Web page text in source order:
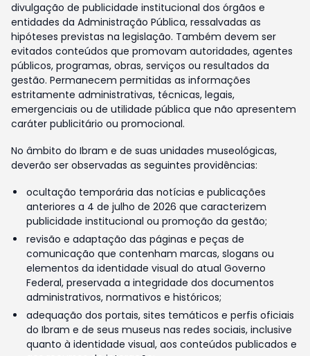
divulgação de publicidade institucional dos órgãos e
entidades da Administração Pública, ressalvadas as
hipóteses previstas na legislação. Também devem ser
evitados conteúdos que promovam autoridades, agentes
públicos, programas, obras, serviços ou resultados da
gestão. Permanecem permitidas as informações
estritamente administrativas, técnicas, legais,
emergenciais ou de utilidade pública que não apresentem
caráter publicitário ou promocional.
No âmbito do Ibram e de suas unidades museológicas,
deverão ser observadas as seguintes providências:
ocultação temporária das notícias e publicações
anteriores a 4 de julho de 2026 que caracterizem
publicidade institucional ou promoção da gestão;
revisão e adaptação das páginas e peças de
comunicação que contenham marcas, slogans ou
elementos da identidade visual do atual Governo
Federal, preservada a integridade dos documentos
administrativos, normativos e históricos;
adequação dos portais, sites temáticos e perfis oficiais
do Ibram e de seus museus nas redes sociais, inclusive
quanto à identidade visual, aos conteúdos publicados e